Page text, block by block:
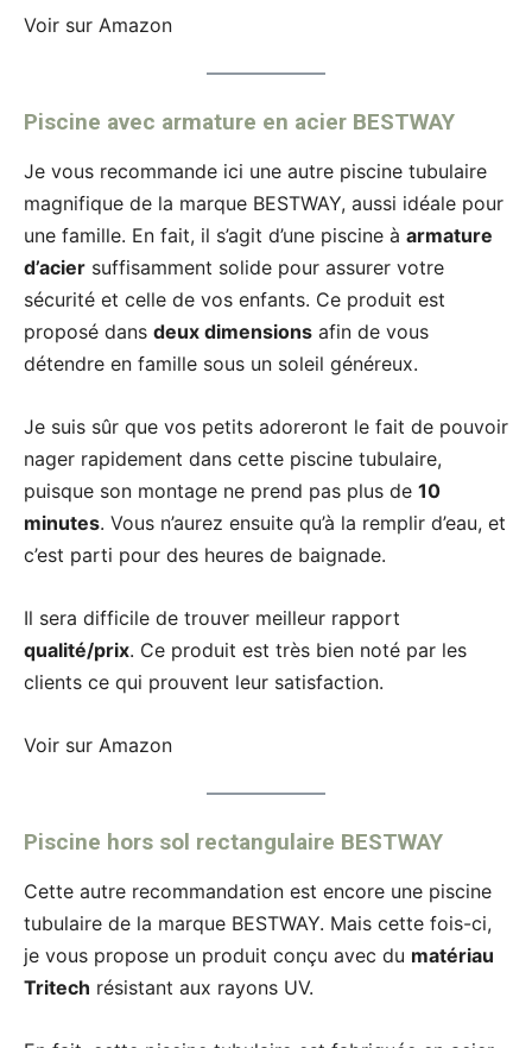
Voir sur Amazon
Piscine avec armature en acier BESTWAY
Je vous recommande ici une autre piscine tubulaire
magnifique de la marque BESTWAY, aussi idéale pour
une famille. En fait, il s’agit d’une piscine à armature
d’acier suffisamment solide pour assurer votre
sécurité et celle de vos enfants. Ce produit est
proposé dans deux dimensions afin de vous
détendre en famille sous un soleil généreux.
Je suis sûr que vos petits adoreront le fait de pouvoir
nager rapidement dans cette piscine tubulaire,
puisque son montage ne prend pas plus de 10
minutes. Vous n’aurez ensuite qu’à la remplir d’eau, et
c’est parti pour des heures de baignade.
Il sera difficile de trouver meilleur rapport
qualité/prix. Ce produit est très bien noté par les
clients ce qui prouvent leur satisfaction.
Voir sur Amazon
Piscine hors sol rectangulaire BESTWAY
Cette autre recommandation est encore une piscine
tubulaire de la marque BESTWAY. Mais cette fois-ci,
je vous propose un produit conçu avec du matériau
Tritech résistant aux rayons UV.